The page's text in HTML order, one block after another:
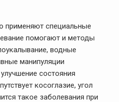
применяют специальные
помогают и методы
водные
манипуляции
состояния
косоглазие, угол
такое заболевания при